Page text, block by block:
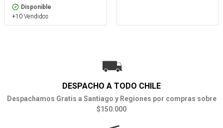
Disponible
+10 Vendidos
DESPACHO A TODO CHILE
Despachamos Gratis a Santiago y Regiones por compras sobre
$150.000